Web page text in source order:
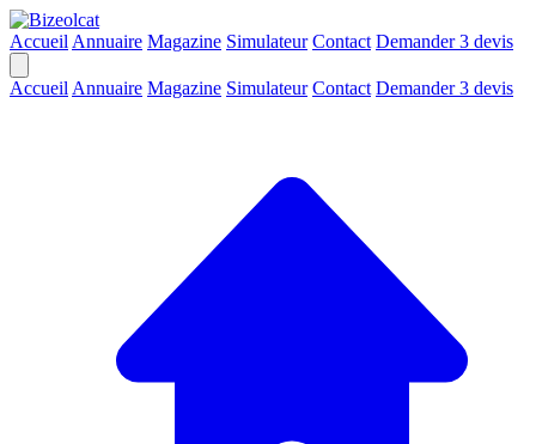
Accueil Annuaire Magazine Simulateur Contact Demander 3 devis
Accueil Annuaire Magazine Simulateur Contact Demander 3 devis